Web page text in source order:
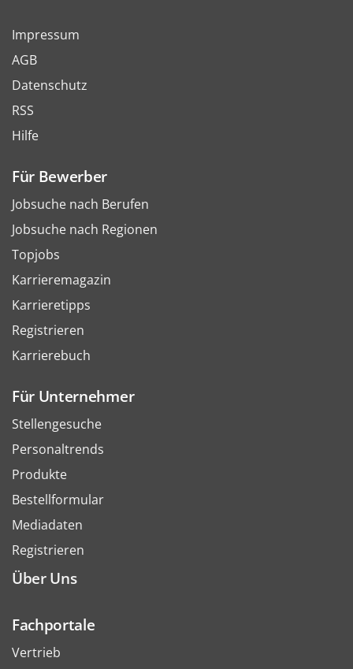
Impressum
AGB
Datenschutz
RSS
Hilfe
Für Bewerber
Jobsuche nach Berufen
Jobsuche nach Regionen
Topjobs
Karrieremagazin
Karrieretipps
Registrieren
Karrierebuch
Für Unternehmer
Stellengesuche
Personaltrends
Produkte
Bestellformular
Mediadaten
Registrieren
Über Uns
Fachportale
Vertrieb